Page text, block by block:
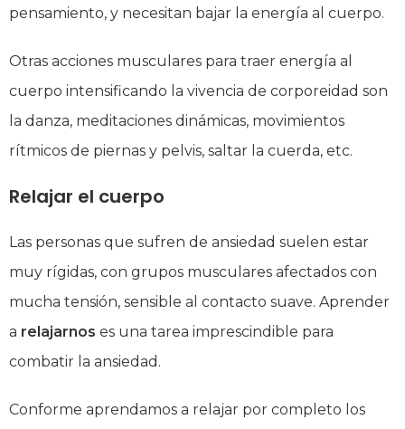
pensamiento, y necesitan bajar la energía al cuerpo.
Otras acciones musculares para traer energía al
cuerpo intensificando la vivencia de corporeidad son
la danza, meditaciones dinámicas, movimientos
rítmicos de piernas y pelvis, saltar la cuerda, etc.
Relajar el cuerpo
Las personas que sufren de ansiedad suelen estar
muy rígidas, con grupos musculares afectados con
mucha tensión, sensible al contacto suave. Aprender
a relajarnos es una tarea imprescindible para
combatir la ansiedad.
Conforme aprendamos a relajar por completo los